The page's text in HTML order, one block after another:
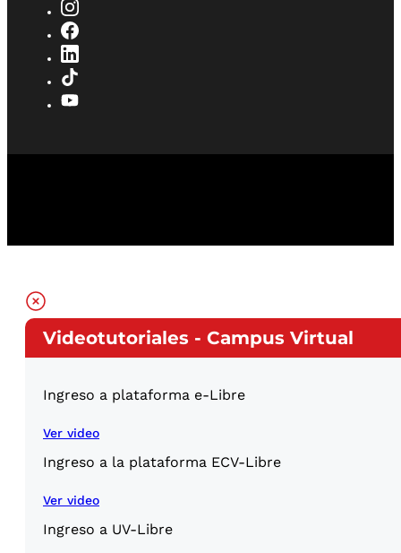
Videotutoriales - Campus Virtual
Ingreso a plataforma e-Libre
Ver video
Ingreso a la plataforma ECV-Libre
Ver video
Ingreso a UV-Libre